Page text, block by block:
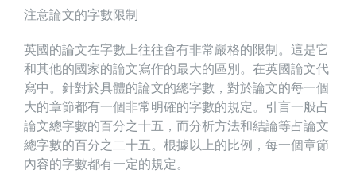
注意論文的字數限制
英國的論文在字數上往往會有非常嚴格的限制。這是它
和其他的國家的論文寫作的最大的區別。在英國論文代
寫中。針對於具體的論文的總字數，對於論文的每一個
大的章節都有一個非常明確的字數的規定。引言一般占
論文總字數的百分之十五，而分析方法和結論等占論文
總字數的百分之二十五。根據以上的比例，每一個章節
內容的字數都有一定的規定。